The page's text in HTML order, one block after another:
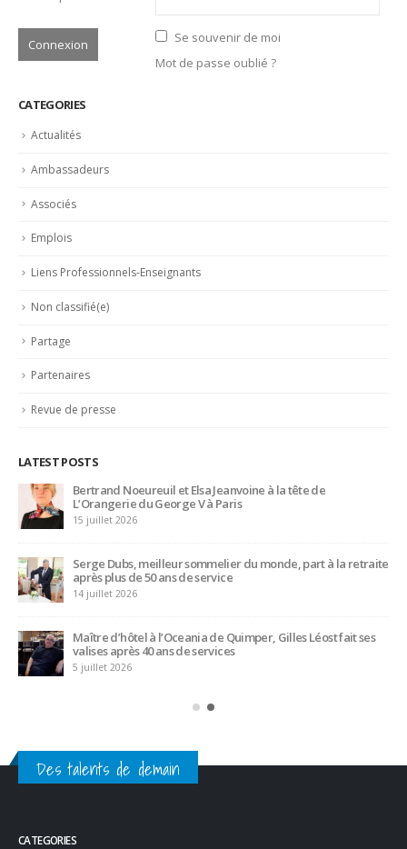
Se souvenir de moi
Mot de passe oublié ?
CATEGORIES
Actualités
Ambassadeurs
Associés
Emplois
Liens Professionnels-Enseignants
Non classifié(e)
Partage
Partenaires
Revue de presse
LATEST POSTS
Bertrand Noeureuil et Elsa Jeanvoine à la tête de
L’Orangerie du George V à Paris
15 juillet 2026
Serge Dubs, meilleur sommelier du monde, part à la retraite
après plus de 50 ans de service
14 juillet 2026
Maître d’hôtel à l’Oceania de Quimper, Gilles Léost fait ses
valises après 40 ans de services
5 juillet 2026
Des talents de demain
CATEGORIES